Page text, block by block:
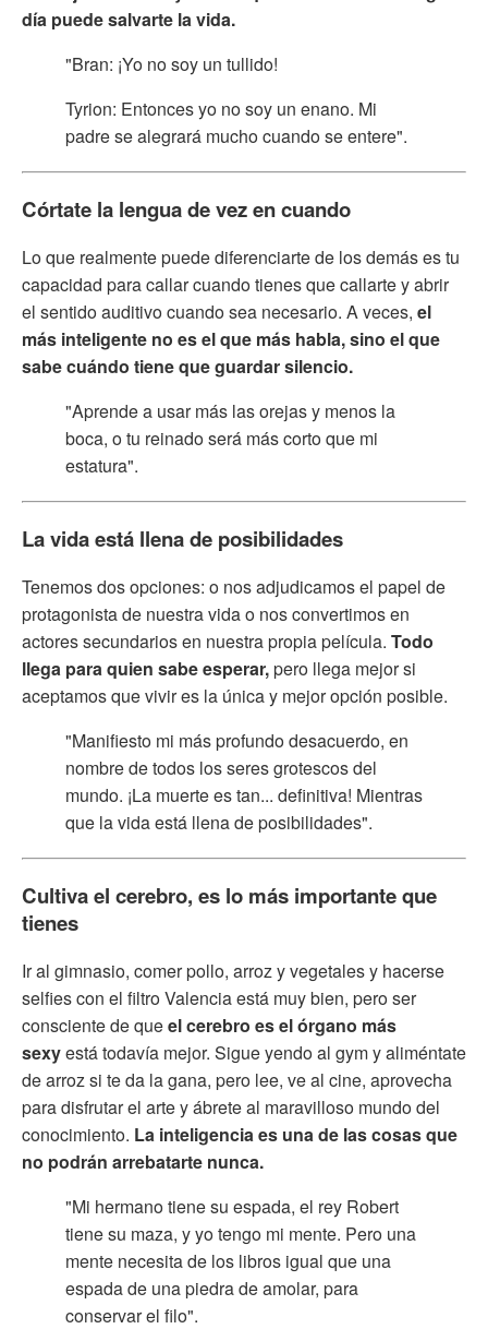
día puede salvarte la vida.
"Bran: ¡Yo no soy un tullido!
Tyrion: Entonces yo no soy un enano. Mi
padre se alegrará mucho cuando se entere".
Córtate la lengua de vez en cuando
Lo que realmente puede diferenciarte de los demás es tu
capacidad para callar cuando tienes que callarte y abrir
el sentido auditivo cuando sea necesario. A veces, el
más inteligente no es el que más habla, sino el que
sabe cuándo tiene que guardar silencio.
"Aprende a usar más las orejas y menos la
boca, o tu reinado será más corto que mi
estatura".
La vida está llena de posibilidades
Tenemos dos opciones: o nos adjudicamos el papel de
protagonista de nuestra vida o nos convertimos en
actores secundarios en nuestra propia película. Todo
llega para quien sabe esperar,pero llega mejor si
aceptamos que vivir es la única y mejor opción posible.
"Manifiesto mi más profundo desacuerdo, en
nombre de todos los seres grotescos del
mundo. ¡La muerte es tan... definitiva! Mientras
que la vida está llena de posibilidades".
Cultiva el cerebro, es lo más importante que
tienes
Ir al gimnasio, comer pollo, arroz y vegetales y hacerse
selfies con el filtro Valencia está muy bien, pero ser
consciente de queel cerebro es el órgano más
sexyestá todavía mejor. Sigue yendo al gym y aliméntate
de arroz si te da la gana, pero lee, ve al cine, aprovecha
para disfrutar el arte y ábrete al maravilloso mundo del
conocimiento. La inteligencia es una de las cosas que
no podrán arrebatarte nunca.
"Mi hermano tiene su espada, el rey Robert
tiene su maza, y yo tengo mi mente. Pero una
mente necesita de los libros igual que una
espada de una piedra de amolar, para
conservar el filo".